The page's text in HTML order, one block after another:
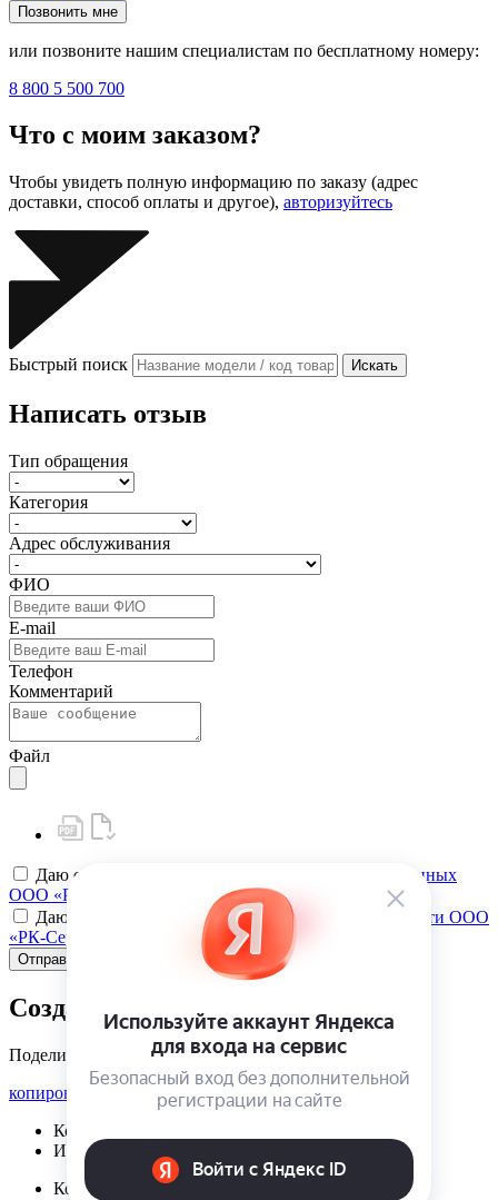
Позвонить мне
или позвоните нашим специалистам по бесплатному номеру:
8 800 5 500 700
Что с моим заказом?
Чтобы увидеть полную информацию по заказу (адрес
доставки, способ оплаты и другое), авторизуйтесь
Быстрый поиск Искать
Написать отзыв
Тип обращения
Категория
Адрес обслуживания
ФИО
E-mail
Телефон
Комментарий
Файл
Даю своё
согласие на обработку персональных данных
ООО «РК-Сервис»
Даю своё
согласие на политику конфиденциальности ООО
«РК-Сервис»
Отправить
Создать карту клиента
Поделиться
копировать ссылку
Корзина | {{ cart.items.value.length }}
Избранное | {{ initData.favoriteProducts.length }}
Корзина | {{ cart.items.value.length }}